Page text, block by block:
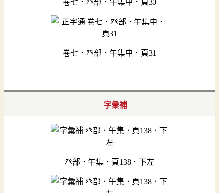
卷七．癶部．午集中．頁30
卷七．癶部．午集中．頁31
字彙補
癶部．午集．頁138．下左